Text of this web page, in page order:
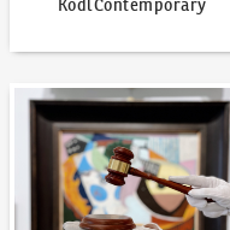
KodlContemporary
Jak dražit?